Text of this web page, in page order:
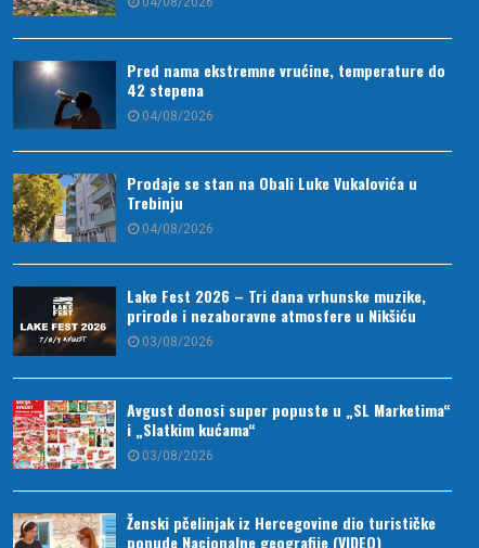
Pred nama ekstremne vrućine, temperature do
42 stepena
04/08/2026
Prodaje se stan na Obali Luke Vukalovića u
Trebinju
04/08/2026
Lake Fest 2026 – Tri dana vrhunske muzike,
prirode i nezaboravne atmosfere u Nikšiću
03/08/2026
Avgust donosi super popuste u „SL Marketima“
i „Slatkim kućama“
03/08/2026
Ženski pčelinjak iz Hercegovine dio turističke
ponude Nacionalne geografije (VIDEO)